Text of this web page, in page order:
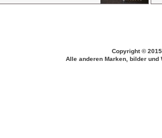
Copyright ©
Alle anderen Marken, bilder und